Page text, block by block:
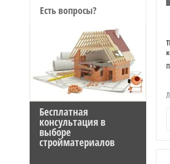
Есть вопросы?
Бесплатная
консультация в
выборе
стройматериалов